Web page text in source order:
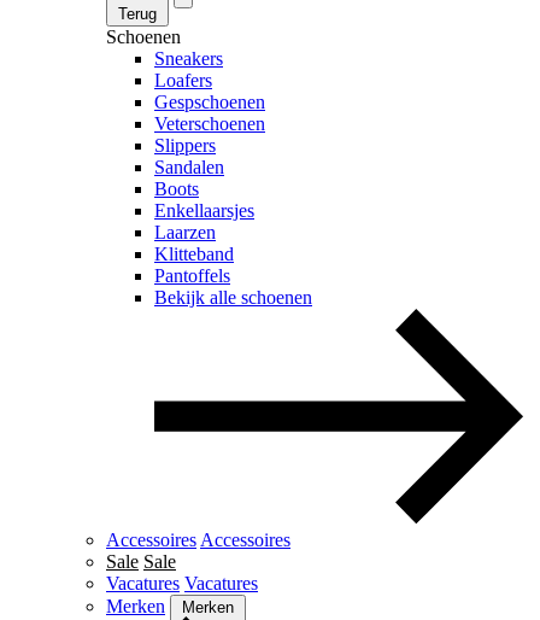
Terug
Schoenen
Sneakers
Loafers
Gespschoenen
Veterschoenen
Slippers
Sandalen
Boots
Enkellaarsjes
Laarzen
Klitteband
Pantoffels
Bekijk alle schoenen
Accessoires Accessoires
Sale Sale
Vacatures Vacatures
Merken
Merken